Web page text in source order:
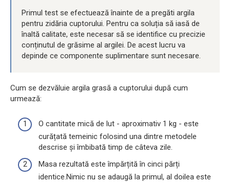
Primul test se efectuează înainte de a pregăti argila
pentru zidăria cuptorului. Pentru ca soluția să iasă de
înaltă calitate, este necesar să se identifice cu precizie
conținutul de grăsime al argilei. De acest lucru va
depinde ce componente suplimentare sunt necesare.
Cum se dezvăluie argila grasă a cuptorului după cum
urmează:
O cantitate mică de lut - aproximativ 1 kg - este
curățată temeinic folosind una dintre metodele
descrise și îmbibată timp de câteva zile.
Masa rezultată este împărțită în cinci părți
identice.Nimic nu se adaugă la primul, al doilea este